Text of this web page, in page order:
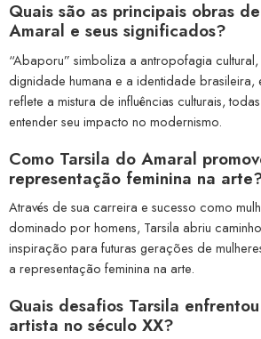
Quais são as principais obras
Amaral e seus significados?
“Abaporu” simboliza a antropofagia
dignidade humana e a identidade brasileira,
reflete a mistura de influências culturais,
entender seu impacto no modernismo.
Como Tarsila do Amaral
representação feminina na
Através de sua carreira e sucesso como
dominado por homens, Tarsila abriu
inspiração para futuras gerações de
a representação feminina na arte.
Quais desafios Tarsila
artista no século XX?